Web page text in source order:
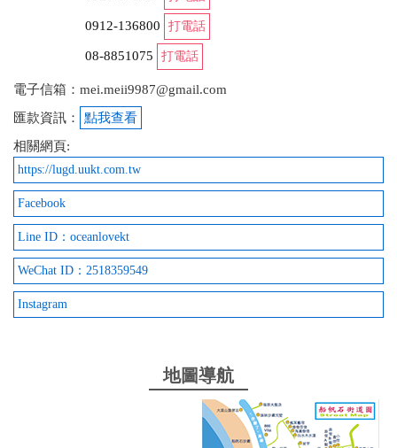
0912-136800 打電話
08-8851075 打電話
電子信箱：mei.meii9987@gmail.com
匯款資訊：
點我查看
相關網頁:
https://lugd.uukt.com.tw
Facebook
Line ID：oceanlovekt
WeChat ID：2518359549
Instagram
地圖導航